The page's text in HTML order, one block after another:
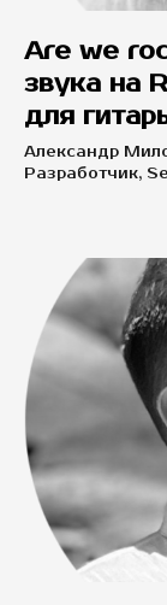
Are we
звука на
для
Александр
Разработчик,